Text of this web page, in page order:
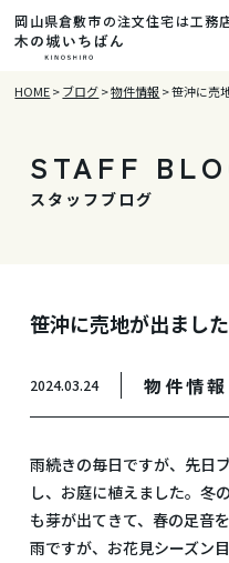
岡山県倉敷市の注文住宅は工務
HOME>ブログ>物件情報>笹沖に売
STAFF
スタッフブログ
笹沖に売地が出ました
2024.03.24 物件情報
雨続きの毎日ですが、先日
し、お庭に植えました。冬
も芽が出てきて、春の足音
雨ですが、お花見シーズン